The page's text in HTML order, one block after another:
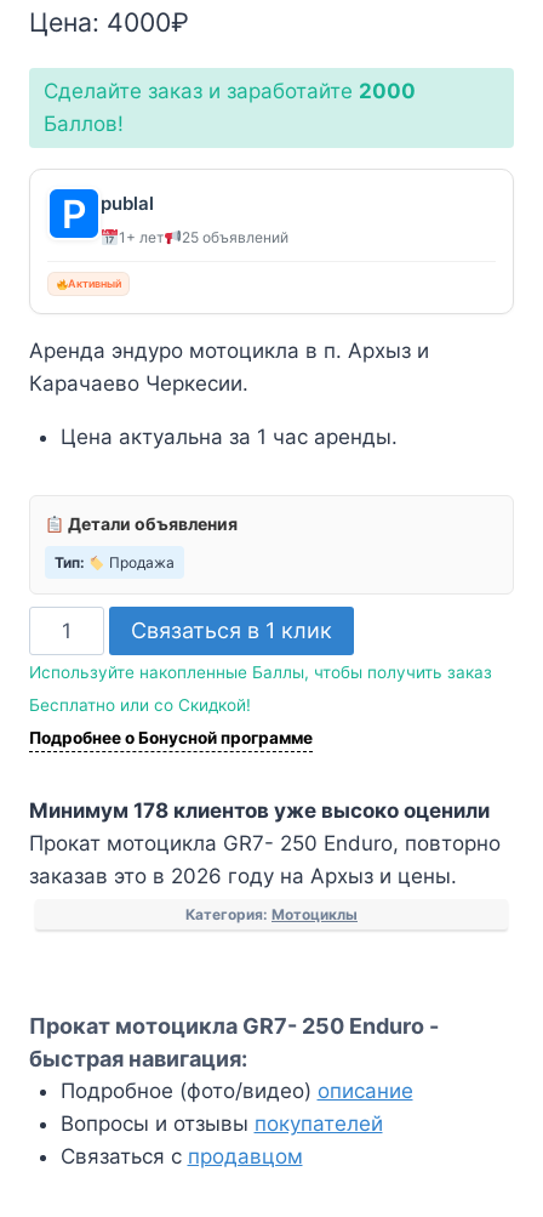
Цена: 4000₽
Сделайте заказ и заработайте 2000
Баллов!
publal
1+ лет 25 объявлений
Активный
Аренда эндуро мотоцикла в п. Архыз и
Карачаево Черкесии.
Цена актуальна за 1 час аренды.
Детали объявления
Тип: Продажа
Количество
товара
Прокат
мотоцикла
GR7-
Enduro
Связаться в 1 клик
Используйте накопленные Баллы, чтобы получить заказ
Бесплатно или со Скидкой!
Подробнее о Бонусной программе
Минимум 178 клиентов уже высоко оценили
Прокат мотоцикла GR7- 250 Enduro, повторно
заказав это в 2026 году на Архыз и цены.
Категория: Мотоциклы
Прокат мотоцикла GR7- 250 Enduro -
быстрая навигация:
Подробное (фото/видео) описание
Вопросы и отзывы покупателей
Связаться с продавцом